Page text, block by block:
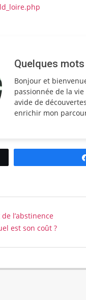
Quelques
Bonjour et
passionnée de la
avide de
enrichir mon
l’abstinence
est son coût ?